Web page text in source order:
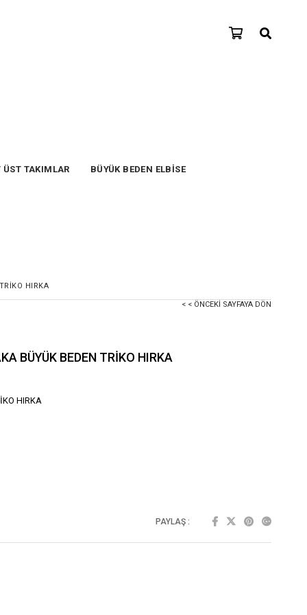
ÜST TAKIMLAR BÜYÜK BEDEN ELBİSE
HIRKA
< < ÖNCEKI SAYFAYA DÖN
BÜYÜK BEDEN TRİKO HIRKA
HIRKA
PAYLAŞ :